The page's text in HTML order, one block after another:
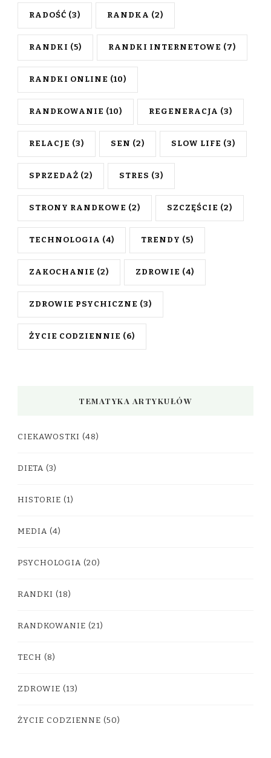
RADOŚĆ (3) RANDKA (2)
RANDKI (5) RANDKI INTERNETOWE (7)
RANDKI ONLINE (10)
RANDKOWANIE (10) REGENERACJA (3)
RELACJE (3) SEN (2) SLOW LIFE (3)
SPRZEDAŻ (2) STRES (3)
STRONY RANDKOWE (2) SZCZĘŚCIE (2)
TECHNOLOGIA (4) TRENDY (5)
ZAKOCHANIE (2) ZDROWIE (4)
ZDROWIE PSYCHICZNE (3)
ŻYCIE CODZIENNIE (6)
TEMATYKA ARTYKUŁÓW
CIEKAWOSTKI (48)
DIETA (3)
HISTORIE (1)
MEDIA (4)
PSYCHOLOGIA (20)
RANDKI (18)
RANDKOWANIE (21)
TECH (8)
ZDROWIE (13)
ŻYCIE CODZIENNE (50)